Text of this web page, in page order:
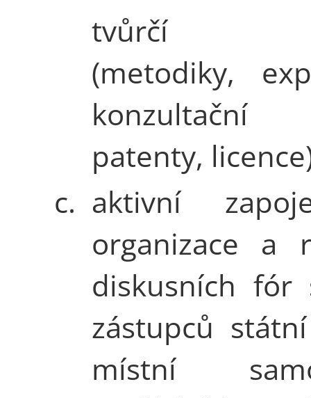
tvůrčí
(metodiky,
konzultační
patenty,
c. aktivní
organizace a
diskusních fór
zástupců
místní